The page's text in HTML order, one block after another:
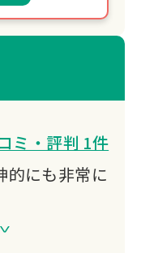
ミ・評判 1件
的にも非常に
を少しでも
て想いの詰